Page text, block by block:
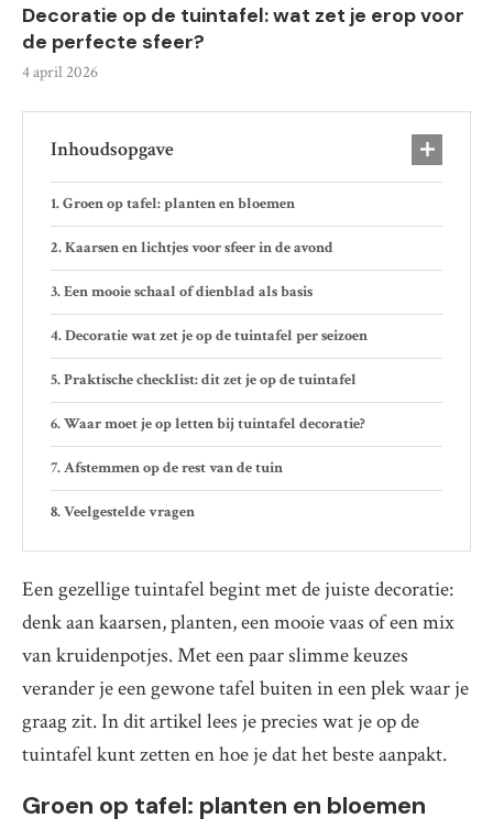
Decoratie op de tuintafel: wat zet je erop voor
de perfecte sfeer?
4 april 2026
Inhoudsopgave
Groen op tafel: planten en bloemen
Kaarsen en lichtjes voor sfeer in de avond
Een mooie schaal of dienblad als basis
Decoratie wat zet je op de tuintafel per seizoen
Praktische checklist: dit zet je op de tuintafel
Waar moet je op letten bij tuintafel decoratie?
Afstemmen op de rest van de tuin
Veelgestelde vragen
Een gezellige tuintafel begint met de juiste decoratie:
denk aan kaarsen, planten, een mooie vaas of een mix
van kruidenpotjes. Met een paar slimme keuzes
verander je een gewone tafel buiten in een plek waar je
graag zit. In dit artikel lees je precies wat je op de
tuintafel kunt zetten en hoe je dat het beste aanpakt.
Groen op tafel: planten en bloemen